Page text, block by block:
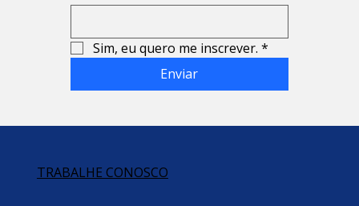
Sim, eu quero me inscrever. *
Enviar
TRABALHE CONOSCO